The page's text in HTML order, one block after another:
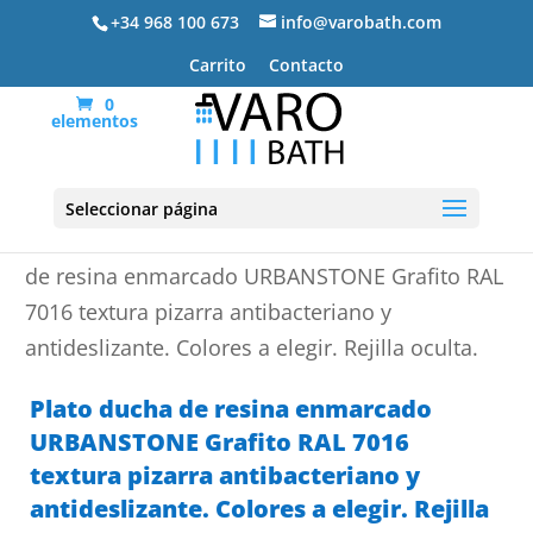
+34 968 100 673
info@varobath.com
Carrito
Contacto
0
elementos
Seleccionar página
de resina enmarcado URBANSTONE Grafito RAL
7016 textura pizarra antibacteriano y
antideslizante. Colores a elegir. Rejilla oculta.
Plato ducha de resina enmarcado
URBANSTONE Grafito RAL 7016
textura pizarra antibacteriano y
antideslizante. Colores a elegir. Rejilla